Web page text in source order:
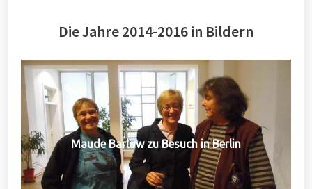
Die Jahre 2014-2016 in Bildern
Maude Barlow zu Besuch in Berlin